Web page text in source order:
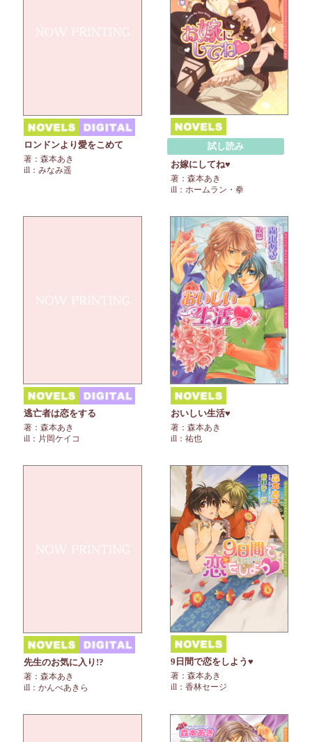
ロンドンより愛をこめて
著：森本あき
ill：みなみ遥
試し読み
お嫁にしてね♥
著：森本あき
ill：ホームラン・拳
逃亡者は恋をする
著：森本あき
ill：片岡ケイコ
おいしい生活♥
著：森本あき
ill：祐也
先生のお気に入り!?
著：森本あき
ill：かんべあきら
9日間で恋をしよう♥
著：森本あき
ill：香林セージ